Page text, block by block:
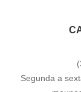
Segunda a